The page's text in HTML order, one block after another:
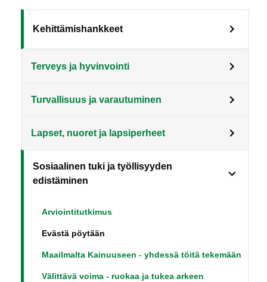
Sote
Menu
Tietoa
meistä
Kehittämishankkeet
Terveys ja hyvinvointi
Turvallisuus ja varautuminen
Lapset, nuoret ja lapsiperheet
Sosiaalinen tuki ja työllisyyden
edistäminen
Arviointitutkimus
Evästä pöytään
Maailmalta Kainuuseen - yhdessä töitä tekemään
Välittävä voima - ruokaa ja tukea arkeen